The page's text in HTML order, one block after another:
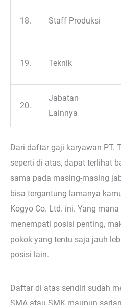
18. Staff Produksi
19. Teknik
20.
Jabatan
Lainnya
Dari daftar gaji karyawan PT.
seperti di atas, dapat terlihat
sama pada masing-masing
bisa tergantung lamanya
Kogyo Co. Ltd. ini. Yang
menempati posisi penting,
pokok yang tentu saja jauh
posisi lain.
Daftar di atas sendiri sudah